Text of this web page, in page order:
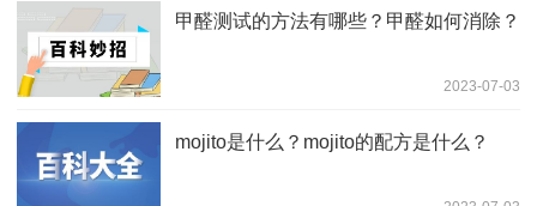
甲醛测试的方法有哪些？甲醛如何消除？
2023-07-03
mojito是什么？mojito的配方是什么？